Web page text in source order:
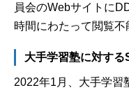
員会のWebサイトに
時間にわたって閲覧不
大手学習塾に対す
2022年1月、大手学習